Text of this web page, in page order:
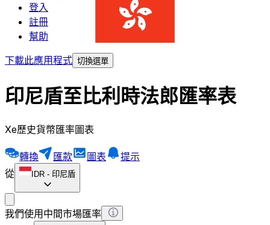
登入
註冊
幫助
下載此應用程式 切換選單
印尼盾至比利時法郎匯率表
Xe歷史貨幣匯率圖表
轉換 匯款 圖表
提示
從
IDR - 印尼盾
我們使用中間市場匯率